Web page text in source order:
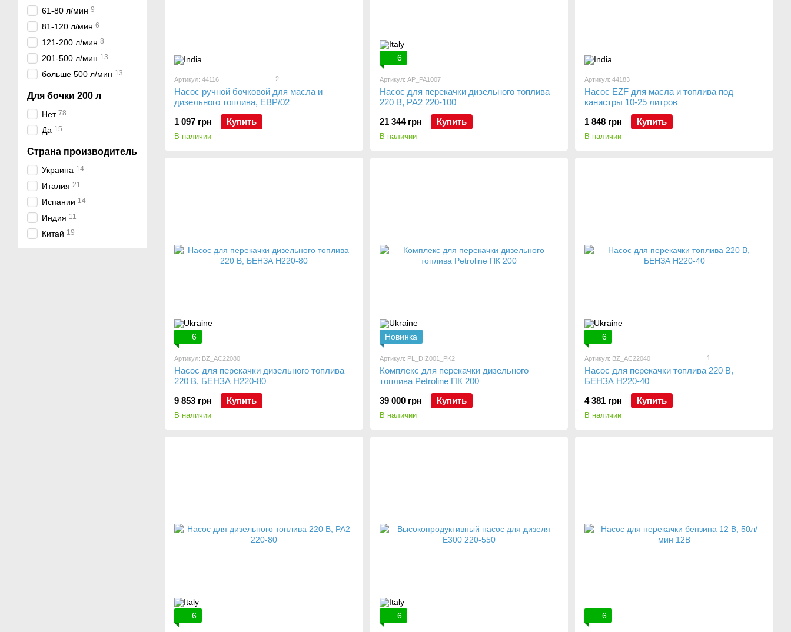
Артикул: 44116 2
Насос ручной бочковой для масла и
дизельного топлива, EBP/02
1 097 грн
Купить
В наличии
6
Артикул: AP_PA1007
Насос для перекачки дизельного топлива
220 В, PA2 220-100
21 344 грн
Купить
В наличии
Артикул: 44183
Насос EZF для масла и топлива под
канистры 10-25 литров
1 848 грн
Купить
В наличии
6
Артикул: BZ_AC22080
Насос для перекачки дизельного топлива
220 В, БЕНЗА Н220-80
9 853 грн
Купить
В наличии
Новинка
Артикул: PL_DIZ001_PK2
Комплекс для перекачки дизельного
топлива Petroline ПК 200
39 000 грн
Купить
В наличии
6
Артикул: BZ_AC22040 1
Насос для перекачки топлива 220 В,
БЕНЗА Н220-40
4 381 грн
Купить
В наличии
6 6 6
61-80 л/мин 9
81-120 л/мин 6
121-200 л/мин 8
201-500 л/мин 13
больше 500 л/мин 13
Для бочки 200 л
Нет 78
Да 15
Страна производитель
Украина 14
Италия 21
Испании 14
Индия 11
Китай 19